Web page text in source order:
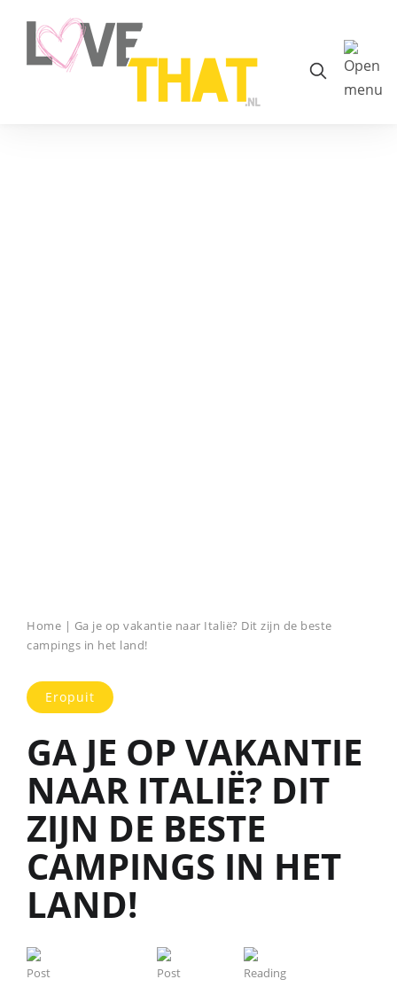
Home | Ga je op vakantie naar Italië? Dit zijn de beste
campings in het land!
Eropuit
GA JE OP VAKANTIE
NAAR ITALIË? DIT
ZIJN DE BESTE
CAMPINGS IN HET
LAND!